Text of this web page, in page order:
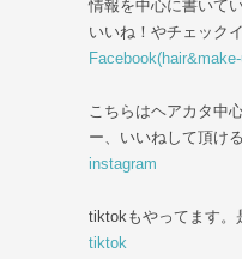
情報を中心に書いてい
いいね！やチェック
こちらはヘアカタ中
ー、いいねして頂け
instagram
tiktokもやってます。
tiktok